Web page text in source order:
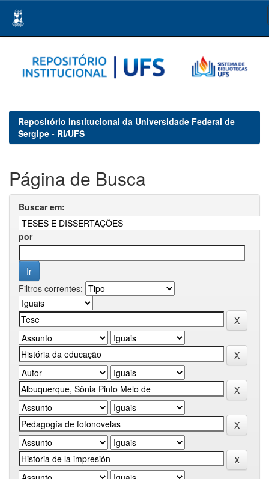
navigation
Repositório Institucional da Universidade Federal de
Sergipe - RI/UFS
Página de Busca
Buscar em:
por
Filtros correntes: